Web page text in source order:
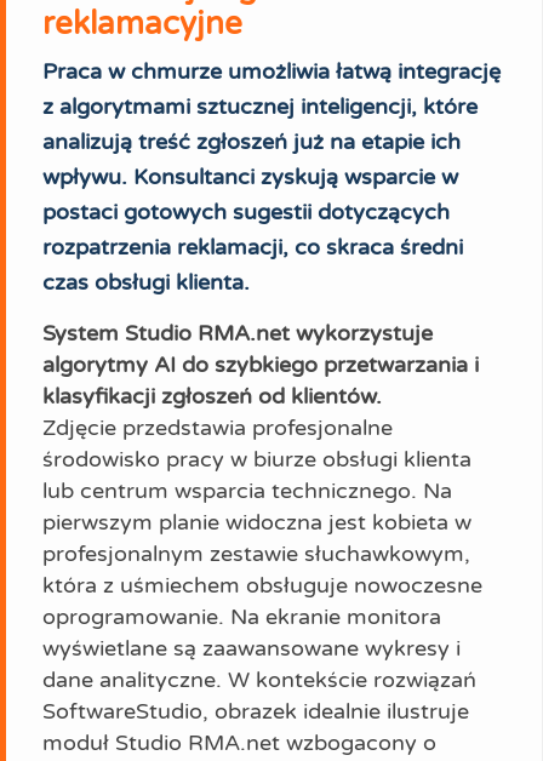
reklamacyjne
Praca w chmurze umożliwia łatwą integrację
z algorytmami sztucznej inteligencji, które
analizują treść zgłoszeń już na etapie ich
wpływu. Konsultanci zyskują wsparcie w
postaci gotowych sugestii dotyczących
rozpatrzenia reklamacji, co skraca średni
czas obsługi klienta.
System Studio RMA.net wykorzystuje
algorytmy AI do szybkiego przetwarzania i
klasyfikacji zgłoszeń od klientów.
Zdjęcie przedstawia profesjonalne
środowisko pracy w biurze obsługi klienta
lub centrum wsparcia technicznego. Na
pierwszym planie widoczna jest kobieta w
profesjonalnym zestawie słuchawkowym,
która z uśmiechem obsługuje nowoczesne
oprogramowanie. Na ekranie monitora
wyświetlane są zaawansowane wykresy i
dane analityczne. W kontekście rozwiązań
SoftwareStudio, obrazek idealnie ilustruje
moduł Studio RMA.net wzbogacony o